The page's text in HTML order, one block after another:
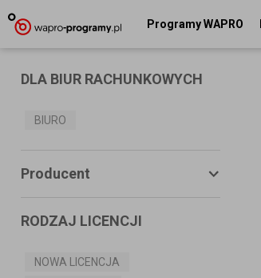
Programy WAPRO
DLA BIUR RACHUNKOWYCH
BIURO
Producent
S.A.
RODZAJ LICENCJI
NOWA LICENCJA